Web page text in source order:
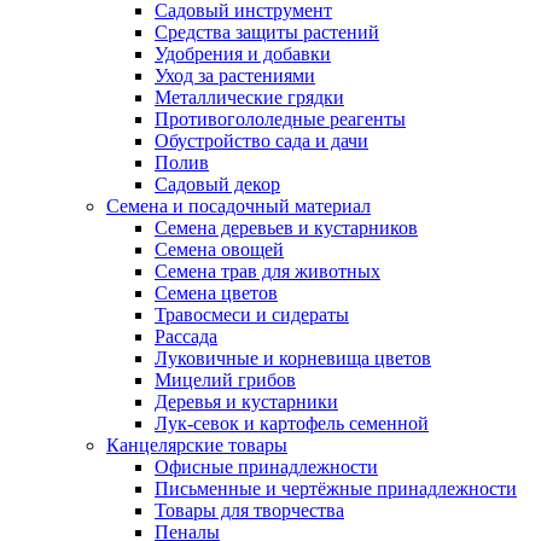
Садовый инструмент
Средства защиты растений
Удобрения и добавки
Уход за растениями
Металлические грядки
Противогололедные реагенты
Обустройство сада и дачи
Полив
Садовый декор
Семена и посадочный материал
Семена деревьев и кустарников
Семена овощей
Семена трав для животных
Семена цветов
Травосмеси и сидераты
Рассада
Луковичные и корневища цветов
Мицелий грибов
Деревья и кустарники
Лук-севок и картофель семенной
Канцелярские товары
Офисные принадлежности
Письменные и чертёжные принадлежности
Товары для творчества
Пеналы